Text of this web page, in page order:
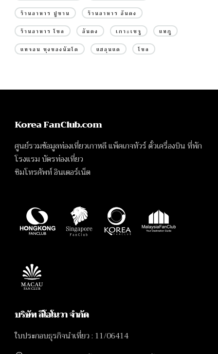
ร้านอาหาร ปูซาน ร้านอาหาร อันดง
ร้านอาหาร โซล อันดง เกาะเชจู แทกู
แทจอน ชุงชองนัมโด แฮอุนแด โซล
Korea FanClub.com
ศูนย์รวมข้อมูลท่องเที่ยวเกาหลี แพ็คเกจทัวร์ ตั๋วเครื่องบิน ที่พัก
โรงแรม บัตรท่องเที่ยว
ซิมโทรศัพท์ อินเตอร์เน็ต
บริษัท ลีโอโนวา จำกัด
ใบประกอบธุรกิจนำเที่ยว : 11/06414